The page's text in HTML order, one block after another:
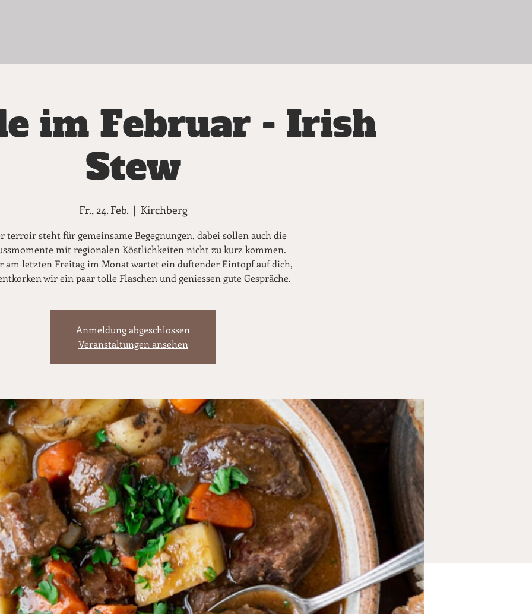
im Februar - Irish
Stew
Fr., 24. Feb.
  |
Kirchberg
terroir steht für gemeinsame Begegnungen, dabei sollen auch die
mit regionalen Köstlichkeiten nicht zu kurz kommen.
am letzten Freitag im Monat wartet ein duftender Eintopf auf dich,
wir ein paar tolle Flaschen und geniessen gute Gespräche.
Anmeldung abgeschlossen
Veranstaltungen ansehen